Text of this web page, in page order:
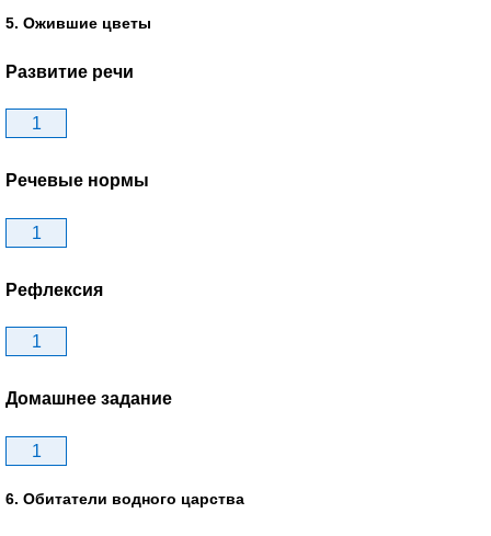
5. Ожившие цветы
Развитие речи
1
Речевые нормы
1
Рефлексия
1
Домашнее задание
1
6. Обитатели водного царства